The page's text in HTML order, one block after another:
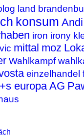
land
konsum
iron irony
mittal moz
Wahlkampf
einzelhandel
europa AG